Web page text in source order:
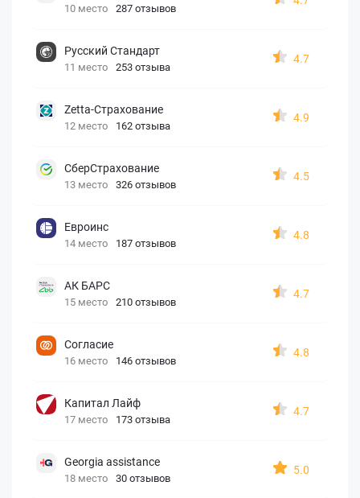
10 место 287 отзывов
Русский Стандарт
11 место 253 отзыва
4.7
Zetta-Страхование
12 место 162 отзыва
4.9
СберСтрахование
13 место 326 отзывов
4.5
Евроинс
14 место 187 отзывов
4.8
АК БАРС
15 место 210 отзывов
4.7
Согласие
16 место 146 отзывов
4.8
Капитал Лайф
17 место 173 отзыва
4.7
Georgia assistance
18 место 30 отзывов
5.0